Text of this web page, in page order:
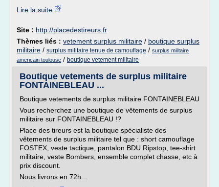
Lire la suite
Site : http://placedestireurs.fr
Thèmes liés : vetement surplus militaire / boutique surplus
militaire / surplus militaire tenue de camouflage / surplus militaire
americain toulouse / boutique vetement militaire
Boutique vetements de surplus militaire
FONTAINEBLEAU ...
Boutique vetements de surplus militaire FONTAINEBLEAU
Vous recherchez une boutique de vêtements de surplus
militaire sur FONTAINEBLEAU !?
Place des tireurs est la boutique spécialiste des
vêtements de surplus militaire tel que : short camouflage
FOSTEX, veste tactique, pantalon BDU Ripstop, tee-shirt
militaire, veste Bombers, ensemble complet chasse, etc à
prix discount.
Nous livrons en 72h...